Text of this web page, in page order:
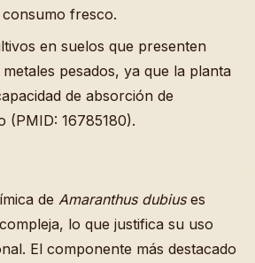
fresco.
en suelos que presenten
pesados, ya que la planta
de absorción de
(PMID: 16785180).
de Amaranthus dubiuses
lo que justifica su uso
El componente más destacado